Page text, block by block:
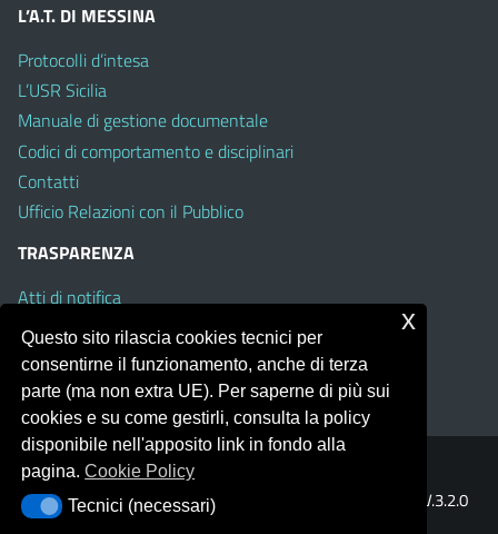
L’A.T. DI MESSINA
Protocolli d’intesa
L’USR Sicilia
Manuale di gestione documentale
Codici di comportamento e disciplinari
Contatti
Ufficio Relazioni con il Pubblico
TRASPARENZA
Atti di notifica
Albo on line
Amministrazione Trasparente
Obiettivi di Accessibilità
Portale realizzato con la piattaforma
Template Italia configurato sul tema accessibile
V.3.2.0
(Mizar)
Questo sito rilascia cookies tecnici per
consentirne il funzionamento, anche di terza
parte (ma non extra UE). Per saperne di più sui
cookies e su come gestirli, consulta la policy
disponibile nell'apposito link in fondo alla
pagina.Cookie Policy
Tecnici (necessari)
Tecnici (necessari)
x